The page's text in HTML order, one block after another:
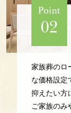
Point
02
家族葬のロ
な価格設定
抑えたい方
ご家族のみ